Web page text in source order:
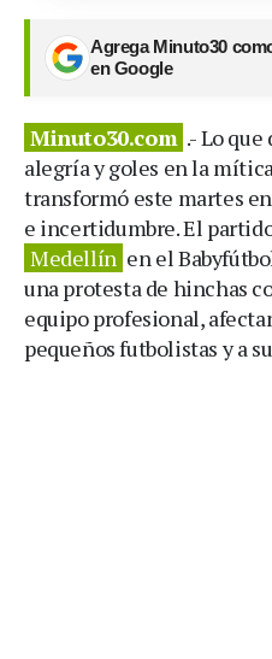
Agrega Minuto30
en Google
Minuto30.com .- Lo
alegría y goles en la
transformó este martes
e incertidumbre. El
Medellín en el
una protesta de hinchas
equipo profesional,
pequeños futbolistas y a